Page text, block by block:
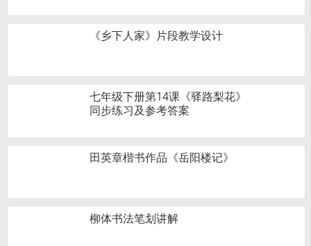
《乡下人家》片段教学设计
七年级下册第14课《驿路梨花》
同步练习及参考答案
田英章楷书作品《岳阳楼记》
柳体书法笔划讲解